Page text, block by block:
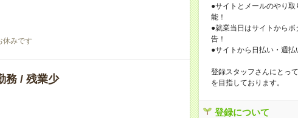
休みです
務 / 残業少
●サイトとメールのやり
能！
●就業当日はサイトから
告！
●サイトから日払い・週払
登録スタッフさんにとっ
を目指しております。
登録について